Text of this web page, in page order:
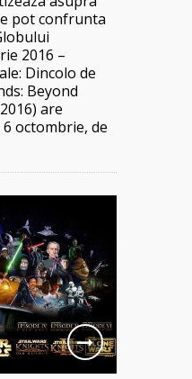
pot confrunta
2016 –
Dincolo de
Beyond
are
octombrie, de